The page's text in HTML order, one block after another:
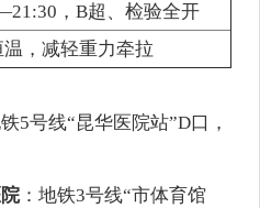
，B超、检验全开
，减轻重力牵拉
5号线“昆华医院站”D口，
：地铁3号线“市体育馆